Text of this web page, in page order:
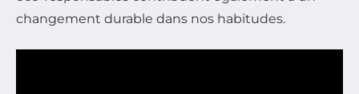
changement durable dans nos habitudes.